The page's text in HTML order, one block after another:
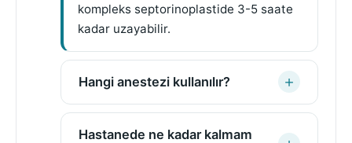
kompleks septorinoplastide 3-5 saate
kadar uzayabilir.
Hangi anestezi kullanılır?
Hastanede ne kadar kalmam